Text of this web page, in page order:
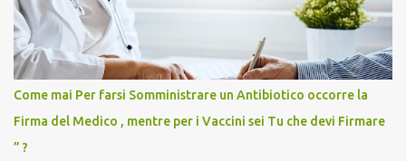
Come mai Per farsi Somministrare un Antibiotico occorre la
Firma del Medico , mentre per i Vaccini sei Tu che devi Firmare
” ?